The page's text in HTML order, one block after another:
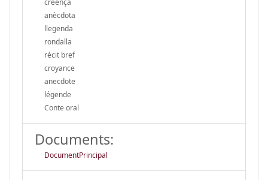
creença
anècdota
llegenda
rondalla
récit bref
croyance
anecdote
légende
Conte oral
Documents:
DocumentPrincipal